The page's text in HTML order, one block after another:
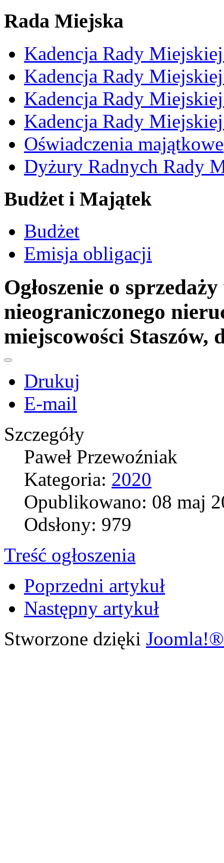
Rada Miejska
Kadencja Rady
Kadencja Rady
Kadencja Rady
Kadencja Rady
Oświadczenia majątkowe
Dyżury Radnych Rady
Budżet i Majątek
Budżet
Emisja obligacji
Ogłoszenie o
nieograniczonego
miejscowości Staszów,
Drukuj
E-mail
Szczegóły
Paweł Przewoźniak
Kategoria: 2020
Opublikowano: 08 maj
Odsłony: 979
Treść ogłoszenia
Poprzedni artykuł
Następny artykuł
Stworzone dzięki Joomla!®